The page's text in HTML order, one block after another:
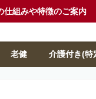
仕組みや特徴のご案内
老健 介護付き(特